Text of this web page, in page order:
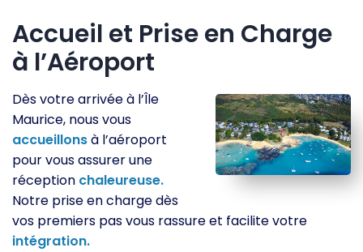
Accueil et Prise en Charge
à l’Aéroport
Dès votre arrivée à l’Île
Maurice, nous vous
accueillonsà l’aéroport
pour vous assurer une
réception chaleureuse.
Notre prise en charge dès
vos premiers pas vous rassure et facilite votre
intégration.